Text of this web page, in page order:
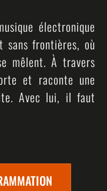
électronique
sans frontières, où
mêlent. À travers
et raconte une
Avec lui, il faut